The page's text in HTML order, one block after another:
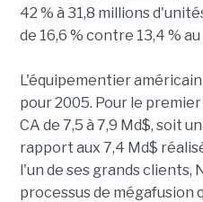
42 % à 31,8 millions
de 16,6 % contre 13,4 %
L'équipementier
pour 2005. Pour le
CA de 7,5 à 7,9 Md$, soit
rapport aux 7,4 Md$
l'un de ses grands clients,
processus de